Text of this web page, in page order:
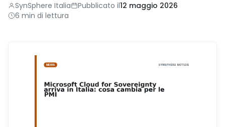
SynSphere Italia Pubblicato il12 maggio 2026
6 min di lettura